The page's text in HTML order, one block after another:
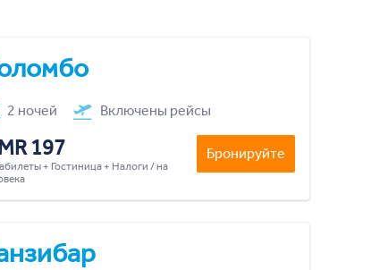
2 ночей Включены рейсы
197
+ Гостиница + Налоги / на
Бронируйте